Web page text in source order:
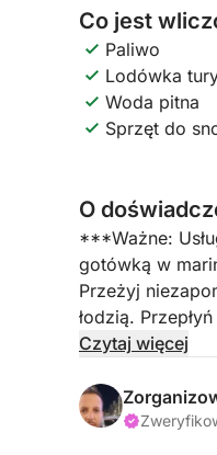
Co jest
Paliwo
Lodówka
Woda pitna
Sprzęt do
O
***Ważne:
gotówką w
Przeżyj
łodzią.
(Wrak Statku),
📍
Czytaj więcej